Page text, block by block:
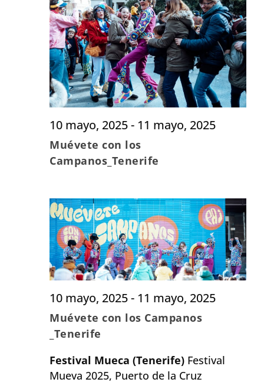
vistas
de
10 mayo, 2025- 11 mayo, 2025
Muévete con los
Campanos_Tenerife
10 mayo, 2025- 11 mayo, 2025
Muévete con los Campanos
_Tenerife
Festival Mueca (Tenerife) Festival
Mueva 2025, Puerto de la Cruz